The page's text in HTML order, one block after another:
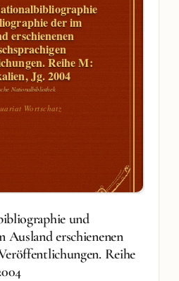
der im
erschienenen
Reihe M:
Jg. 2004
Nationalbibliothek
Wortschatz
und
Ausland erschienenen
Reihe